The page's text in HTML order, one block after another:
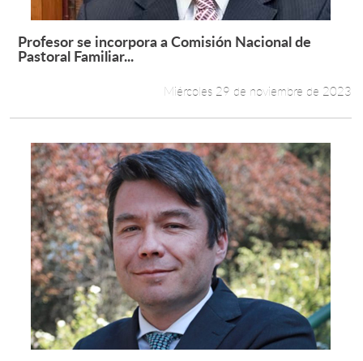
Leer más +
Profesor se incorpora a Comisión Nacional de
Pastoral Familiar...
Miércoles 29 de noviembre de 2023